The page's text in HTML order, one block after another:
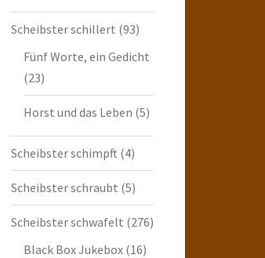
Scheibster schillert (93)
Fünf Worte, ein Gedicht
(23)
Horst und das Leben (5)
Scheibster schimpft (4)
Scheibster schraubt (5)
Scheibster schwafelt (276)
Black Box Jukebox(16)